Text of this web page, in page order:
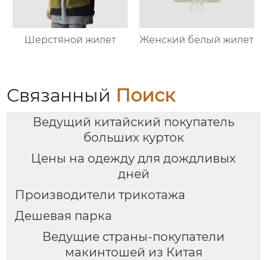
Шерстяной жилет Женский белый жилет
Связанный Поиск
Ведущий китайский покупатель
больших курток
Цены на одежду для дождливых
дней
Производители трикотажа
Дешевая парка
Ведущие страны-покупатели
макинтошей из Китая